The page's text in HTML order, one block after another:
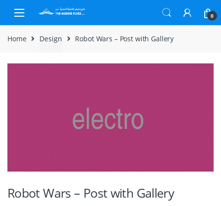
Skip to navigation
Skip to content
0
Home Design Robot Wars – Post with Gallery
Robot Wars – Post with Gallery